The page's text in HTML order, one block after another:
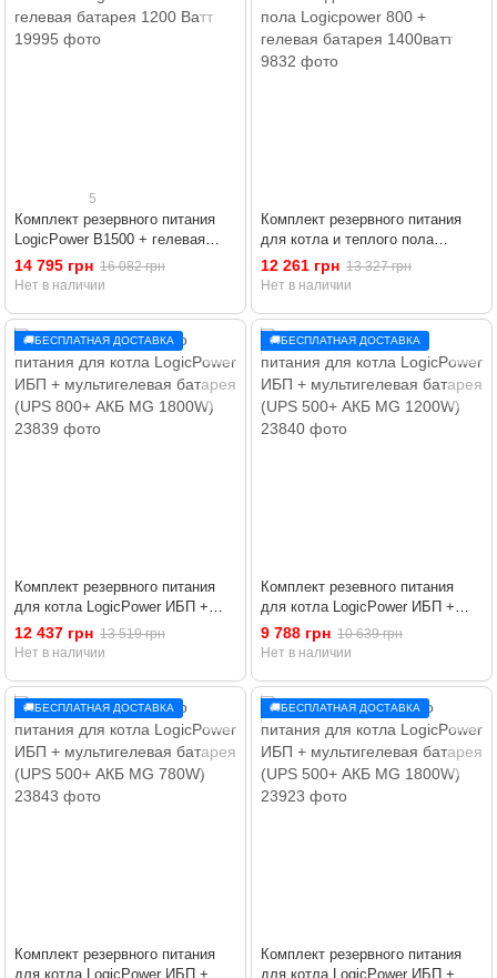
5
Комплект резервного питания
LogicPower B1500 + гелевая
батарея 1200 Ватт
14 795 грн 16 082 грн
Нет в наличии
Комплект резервного питания
для котла и теплого пола
Logicpower 800 + гелевая
батарея 1400ватт
12 261 грн 13 327 грн
Нет в наличии
🚚БЕСПЛАТНАЯ ДОСТАВКА
Комплект резервного питания
для котла LogicPower ИБП +
мультигелевая батарея (UPS
800+ АКБ MG 1800W)
12 437 грн 13 519 грн
Нет в наличии
🚚БЕСПЛАТНАЯ ДОСТАВКА
Комплект резевного питания
для котла LogicPower ИБП +
мультигелевая батарея (UPS
500+ АКБ MG 1200W)
9 788 грн 10 639 грн
Нет в наличии
🚚БЕСПЛАТНАЯ ДОСТАВКА
Комплект резервного питания
для котла LogicPower ИБП +
🚚БЕСПЛАТНАЯ ДОСТАВКА
Комплект резервного питания
для котла LogicPower ИБП +